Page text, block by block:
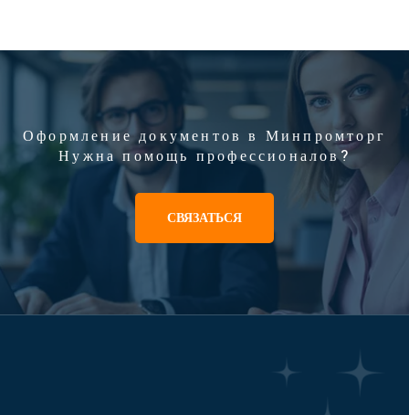
Оформление документов в Минпромторг
Нужна помощь профессионалов?
СВЯЗАТЬСЯ